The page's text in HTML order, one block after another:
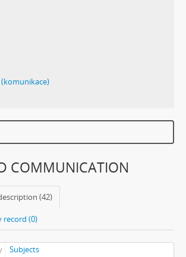
COMMUNICATION
(42)
record (0)
Subjects